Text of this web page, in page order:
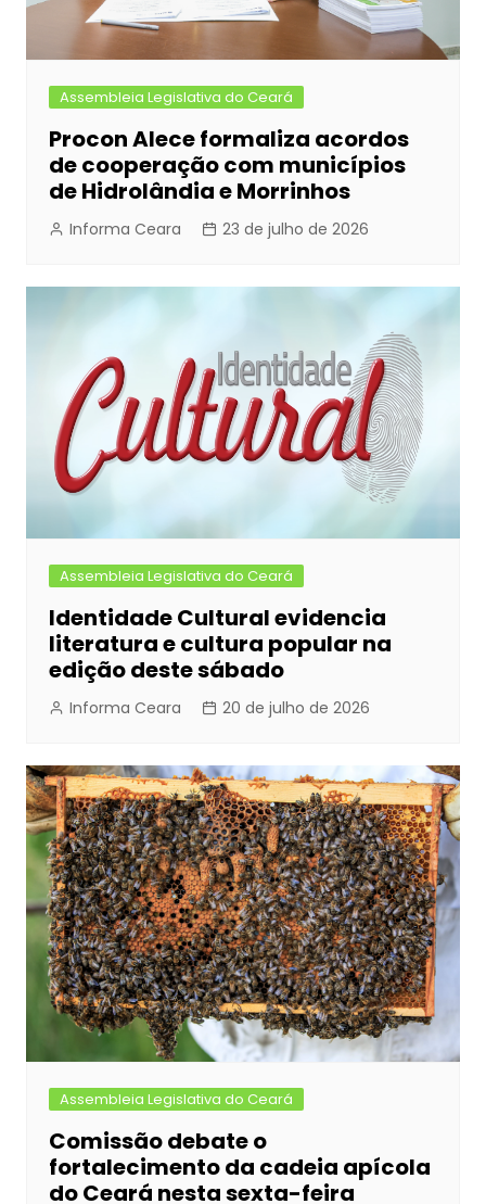
Assembleia Legislativa do Ceará
Procon Alece formaliza acordos
de cooperação com municípios
de Hidrolândia e Morrinhos
Informa Ceara 23 de julho de 2026
Assembleia Legislativa do Ceará
Identidade Cultural evidencia
literatura e cultura popular na
edição deste sábado
Informa Ceara 20 de julho de 2026
Assembleia Legislativa do Ceará
Comissão debate o
fortalecimento da cadeia apícola
do Ceará nesta sexta-feira